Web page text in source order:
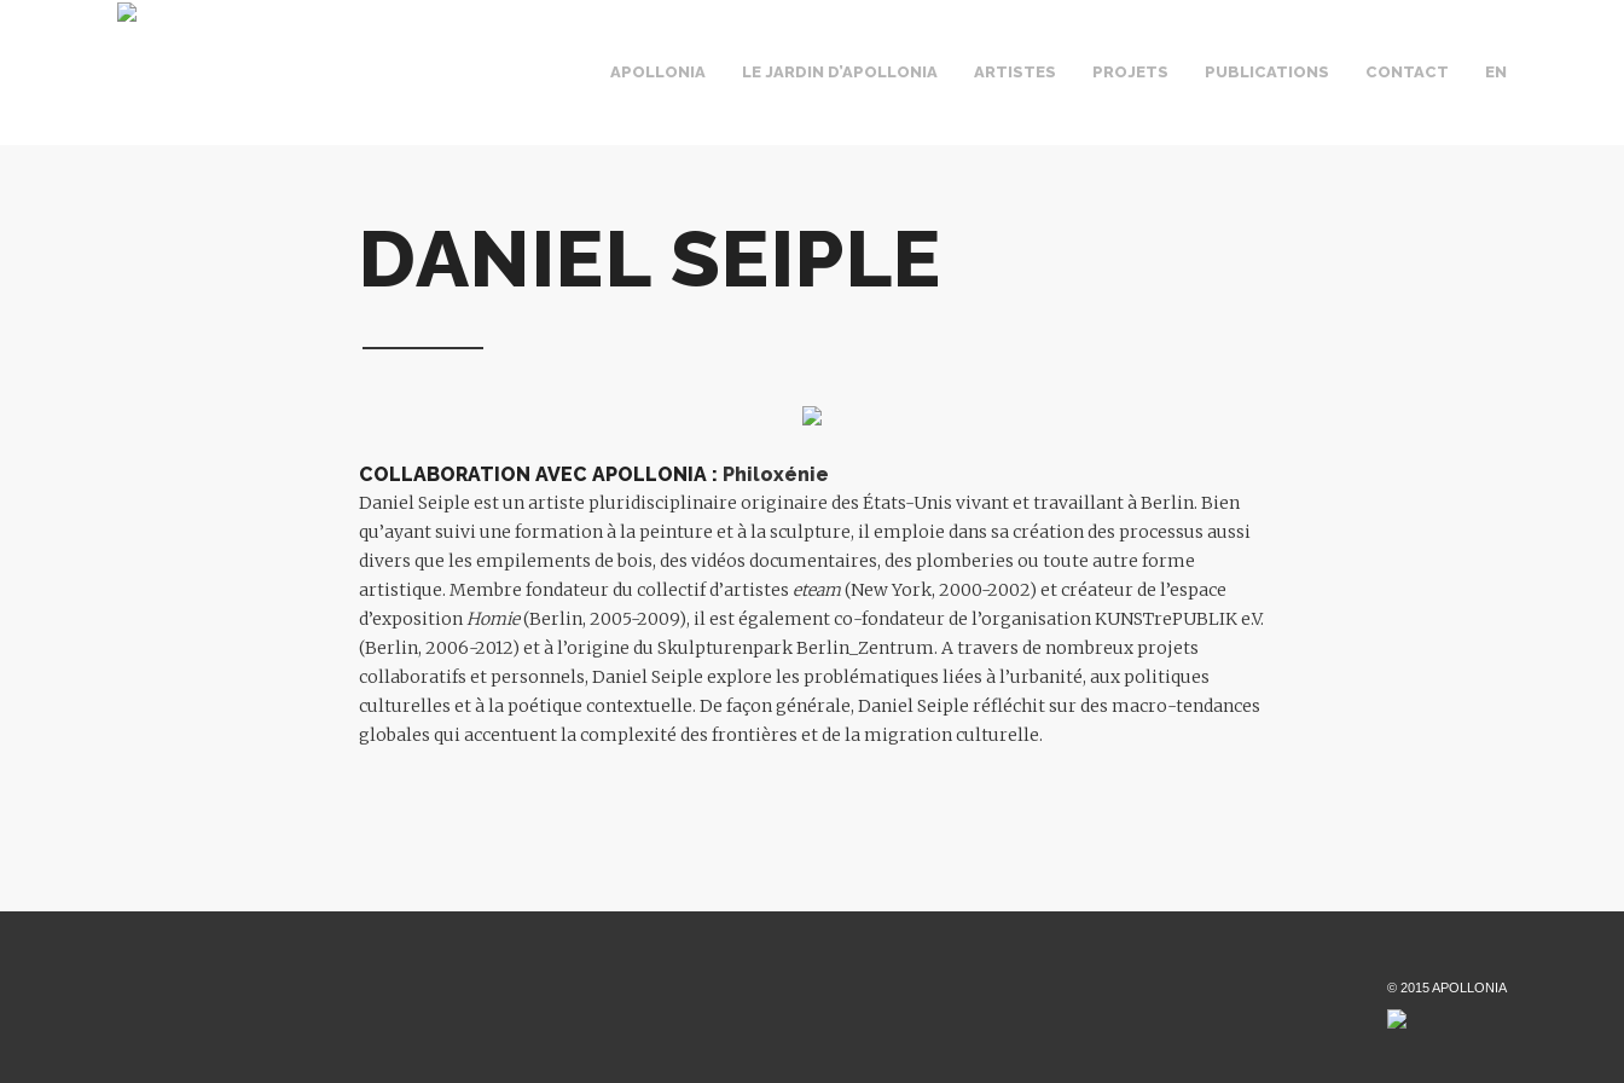
APOLLONIA LE JARDIN D’APOLLONIA ARTISTES PROJETS PUBLICATIONS CONTACT EN
DANIEL SEIPLE
COLLABORATION AVEC APOLLONIA : Philoxénie
Daniel Seiple est un artiste pluridisciplinaire originaire des États-Unis vivant et travaillant à Berlin. Bien
qu’ayant suivi une formation à la peinture et à la sculpture, il emploie dans sa création des processus aussi
divers que les empilements de bois, des vidéos documentaires, des plomberies ou toute autre forme
artistique. Membre fondateur du collectif d’artistes eteam(New York, 2000-2002) et créateur de l’espace
d’expositionHomie(Berlin, 2005-2009), il est également co-fondateur de l’organisation KUNSTrePUBLIK e.V.
(Berlin, 2006-2012) et à l’origine du Skulpturenpark Berlin_Zentrum. A travers de nombreux projets
collaboratifs et personnels, Daniel Seiple explore les problématiques liées à l’urbanité, aux politiques
culturelles et à la poétique contextuelle. De façon générale, Daniel Seiple réfléchit sur des macro-tendances
globales qui accentuent la complexité des frontières et de la migration culturelle.
© 2015 APOLLONIA